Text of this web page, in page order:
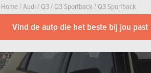
Home/Audi/Q3/Q3 Sportback/Q3 Sportback
Vind de auto die het beste bij jou past